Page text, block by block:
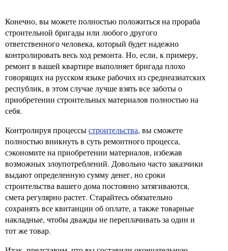
Конечно, вы можете полностью положиться на прораба
строительной бригады или любого другого
ответственного человека, который будет надежно
контролировать весь ход ремонта. Но, если, к примеру,
ремонт в вашей квартире выполняет бригада плохо
говорящих на русском языке рабочих из среднеазиатских
республик, в этом случае лучше взять все заботы о
приобретении строительных материалов полностью на
себя.
Контролируя процессыстроительства, вы сможете
полностью вникнуть в суть ремонтного процесса,
сэкономите на приобретении материалов, избежав
возможных злоупотреблений. Довольно часто заказчики
выдают определенную сумму денег, но сроки
строительства вашего дома постоянно затягиваются,
смета регулярно растет. Старайтесь обязательно
сохранять все квитанции об оплате, а также товарные
накладные, чтобы дважды не переплачивать за один и
тот же товар.